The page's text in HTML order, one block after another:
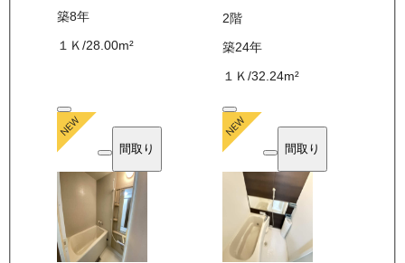
築8年
１Ｋ /28.00m²
2階
築24年
１Ｋ/32.24m²
間取り 間取り